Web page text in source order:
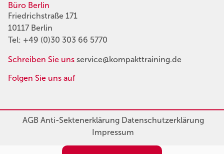
Büro Berlin
Friedrichstraße 171
10117 Berlin
Tel: +49 (0)30 303 66 5770
Schreiben Sie uns service@kompakttraining.de
Folgen Sie uns auf
AGBAnti-SektenerklärungDatenschutzerklärung
Impressum